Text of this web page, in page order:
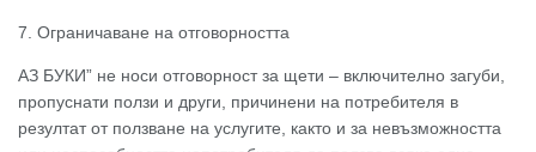
7. Ограничаване на отговорността
АЗ БУКИ” не носи отговорност за щети – включително загуби,
пропуснати ползи и други, причинени на потребителя в
резултат от ползване на услугите, както и за невъзможността